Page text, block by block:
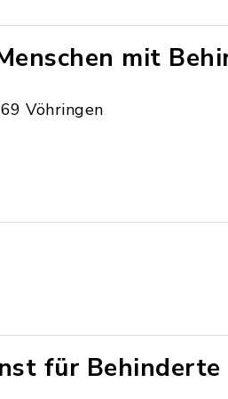
mit
Vöhringen
für Behinderte